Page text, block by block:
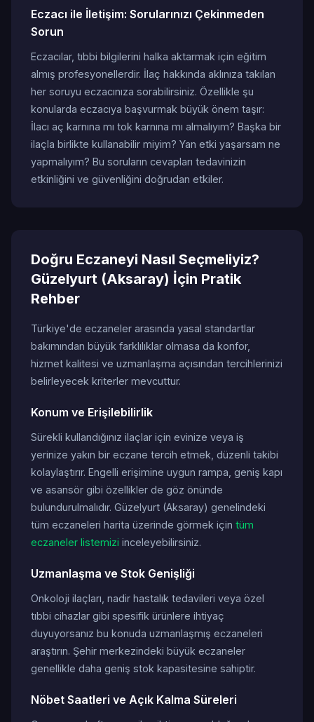
Eczacı ile İletişim: Sorularınızı Çekinmeden
Sorun
Eczacılar, tıbbi bilgilerini halka aktarmak için eğitim
almış profesyonellerdir. İlaç hakkında aklınıza takılan
her soruyu eczacınıza sorabilirsiniz. Özellikle şu
konularda eczacıya başvurmak büyük önem taşır:
İlacı aç karnına mı tok karnına mı almalıyım? Başka bir
ilaçla birlikte kullanabilir miyim? Yan etki yaşarsam ne
yapmalıyım? Bu soruların cevapları tedavinizin
etkinliğini ve güvenliğini doğrudan etkiler.
Doğru Eczaneyi Nasıl Seçmeliyiz?
Güzelyurt (Aksaray) İçin Pratik
Rehber
Türkiye'de eczaneler arasında yasal standartlar
bakımından büyük farklılıklar olmasa da konfor,
hizmet kalitesi ve uzmanlaşma açısından tercihlerinizi
belirleyecek kriterler mevcuttur.
Konum ve Erişilebilirlik
Sürekli kullandığınız ilaçlar için evinize veya iş
yerinize yakın bir eczane tercih etmek, düzenli takibi
kolaylaştırır. Engelli erişimine uygun rampa, geniş kapı
ve asansör gibi özellikler de göz önünde
bulundurulmalıdır. Güzelyurt (Aksaray) genelindeki
tüm eczaneleri harita üzerinde görmek için tüm
eczaneler listemizi inceleyebilirsiniz.
Uzmanlaşma ve Stok Genişliği
Onkoloji ilaçları, nadir hastalık tedavileri veya özel
tıbbi cihazlar gibi spesifik ürünlere ihtiyaç
duyuyorsanız bu konuda uzmanlaşmış eczaneleri
araştırın. Şehir merkezindeki büyük eczaneler
genellikle daha geniş stok kapasitesine sahiptir.
Nöbet Saatleri ve Açık Kalma Süreleri